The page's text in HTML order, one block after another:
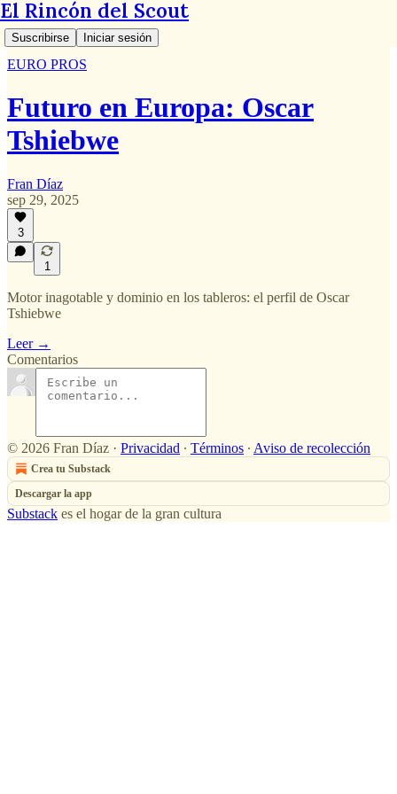
El Rincón del Scout
Suscribirse Iniciar sesión
EURO PROS
Futuro en Europa: Oscar
Tshiebwe
Fran Díaz
sep 29, 2025
3
1
Motor inagotable y dominio en los tableros: el perfil de Oscar
Tshiebwe
Leer →
Comentarios
© 2026 Fran Díaz · Privacidad ∙ Términos ∙ Aviso de recolección
Crea tu Substack
Descargar la app
Substack es el hogar de la gran cultura